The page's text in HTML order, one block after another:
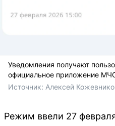
Уведомления получают
официальное приложение
Источник: Алексей
Режим ввели 27